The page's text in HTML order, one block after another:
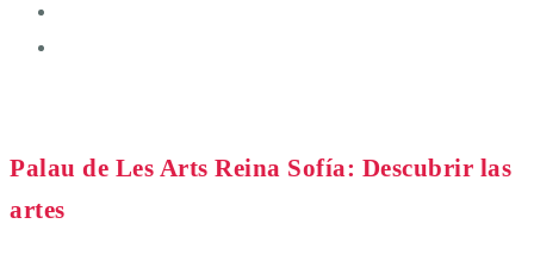
Palau de Les Arts Reina Sofía: Descubrir las
artes